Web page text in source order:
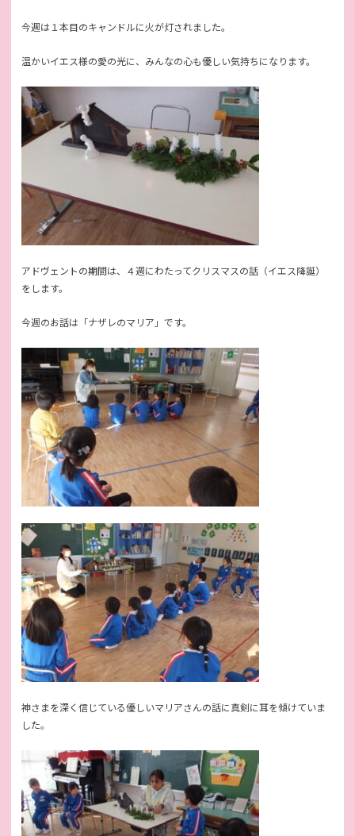
今週は１本目のキャンドルに火が灯されました。
温かいイエス様の愛の光に、みんなの心も優しい気持ちになります。
アドヴェントの期間は、４週にわたってクリスマスの話（イエス降誕）
をします。
今週のお話は「ナザレのマリア」です。
神さまを深く信じている優しいマリアさんの話に真剣に耳を傾けていま
した。